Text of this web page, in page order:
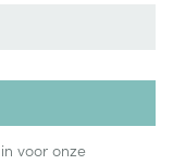
voor onze